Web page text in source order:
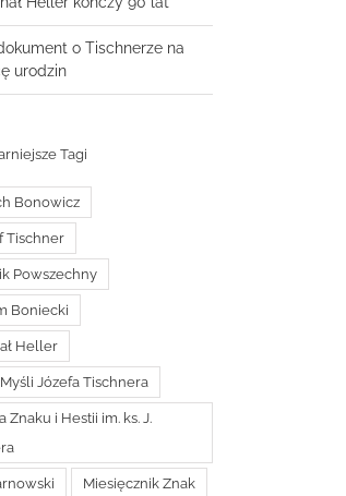
o Tischnerze na
urodzin
Tagi
Bonowicz
Tischner
Powszechny
Boniecki
Heller
Józefa Tischnera
Znaku i Hestii im. ks. J.
Miesięcznik Znak